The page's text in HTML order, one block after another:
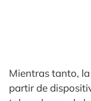
Mientras tanto,
partir de